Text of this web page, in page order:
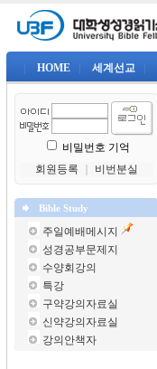
HOME 세계선교
비밀번호 기억
회원등록
비번분실
Bible Study
주일예배메시지
성경공부문제지
수양회강의
특강
구약강의자료실
신약강의자료실
강의안책자